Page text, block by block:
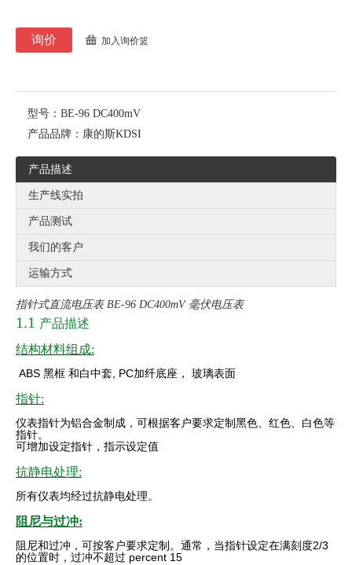
询价 加入询价篮
型号： BE-96 DC400mV
产品品牌： 康的斯KDSI
产品描述
生产线实拍
产品测试
我们的客户
运输方式
指针式直流电压表 BE-96 DC400mV 毫伏电压表
1.1 产品描述
结构材料组成:
ABS 黑框 和白中套 , PC加纤底座， 玻璃表面
指针:
仪表指针为铝合金制成，可根据客户要求定制黑色、红色、白色等
指针。
可增加设定指针，指示设定值
抗静电处理:
所有仪表均经过抗静电处理。
阻尼与过冲:
阻尼和过冲，可按客户要求定制。通常，当指针设定在满刻度2/3
的位置时，过冲不超过 percent 15